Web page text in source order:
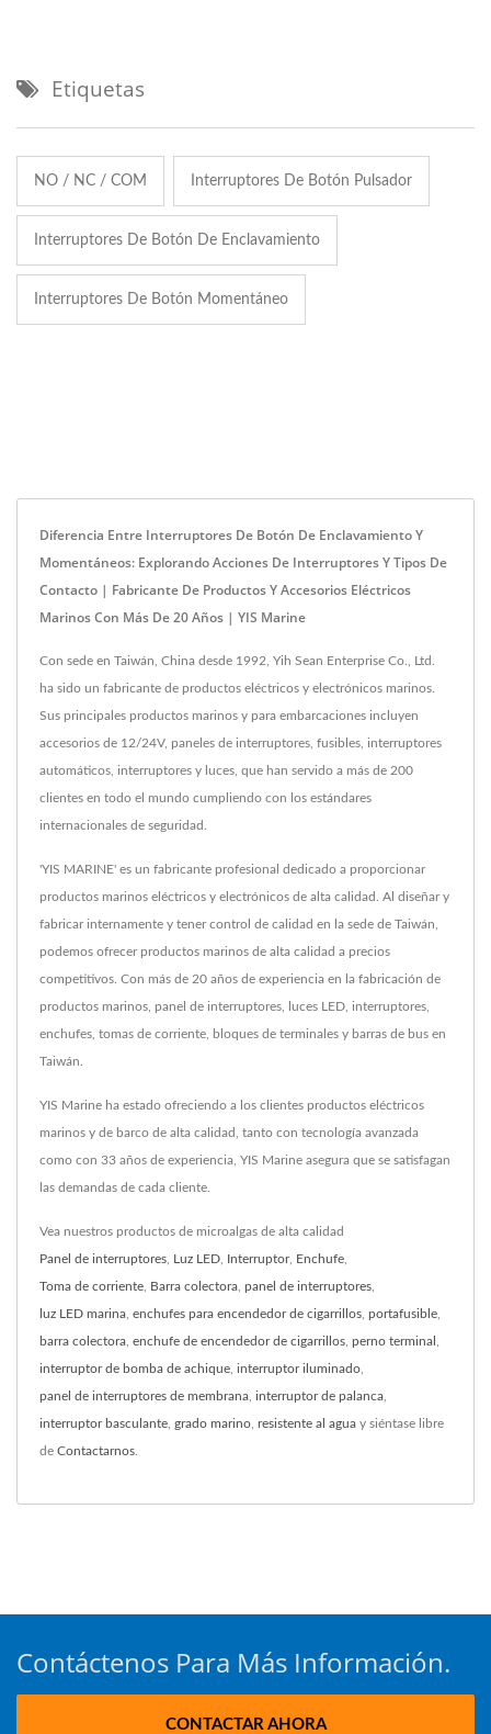
Etiquetas
NO / NC / COM Interruptores De Botón Pulsador
Interruptores De Botón De Enclavamiento
Interruptores De Botón Momentáneo
Diferencia Entre Interruptores De Botón De Enclavamiento Y
Momentáneos: Explorando Acciones De Interruptores Y Tipos De
Contacto | Fabricante De Productos Y Accesorios Eléctricos
Marinos Con Más De 20 Años | YIS Marine
Con sede en Taiwán, China desde 1992, Yih Sean Enterprise Co., Ltd.
ha sido un fabricante de productos eléctricos y electrónicos marinos.
Sus principales productos marinos y para embarcaciones incluyen
accesorios de 12/24V, paneles de interruptores, fusibles, interruptores
automáticos, interruptores y luces, que han servido a más de 200
clientes en todo el mundo cumpliendo con los estándares
internacionales de seguridad.
'YIS MARINE' es un fabricante profesional dedicado a proporcionar
productos marinos eléctricos y electrónicos de alta calidad. Al diseñar y
fabricar internamente y tener control de calidad en la sede de Taiwán,
podemos ofrecer productos marinos de alta calidad a precios
competitivos. Con más de 20 años de experiencia en la fabricación de
productos marinos, panel de interruptores, luces LED, interruptores,
enchufes, tomas de corriente, bloques de terminales y barras de bus en
Taiwán.
YIS Marine ha estado ofreciendo a los clientes productos eléctricos
marinos y de barco de alta calidad, tanto con tecnología avanzada
como con 33 años de experiencia, YIS Marine asegura que se satisfagan
las demandas de cada cliente.
Vea nuestros productos de microalgas de alta calidad
Panel de interruptores Luz LED Interruptor, Enchufe
Toma de corriente Barra colectora panel de interruptores
luz LED marina enchufes para encendedor de cigarrillos portafusible
barra colectora enchufe de encendedor de cigarrillos perno terminal
interruptor de bomba de achique interruptor iluminado
panel de interruptores de membrana interruptor de palanca
interruptor basculante grado marino resistente al agua y siéntase libre
de Contactarnos
Contáctenos Para Más Información.
CONTACTAR AHORA